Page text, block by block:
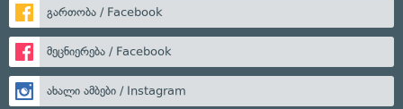
გართობა / Facebook
მეცნიერება / Facebook
ახალი ამბები / Instagram